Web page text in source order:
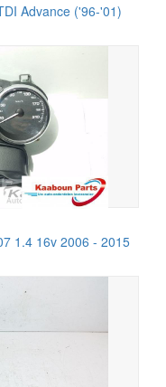
Advance ('96-'01)
1.4 16v 2006 - 2015